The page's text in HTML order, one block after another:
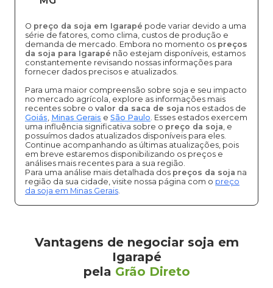
O preço da soja em Igarapé pode variar devido a uma
série de fatores, como clima, custos de produção e
demanda de mercado. Embora no momento os preços
da soja para Igarapé não estejam disponíveis, estamos
constantemente revisando nossas informações para
fornecer dados precisos e atualizados.
Para uma maior compreensão sobre soja e seu impacto
no mercado agrícola, explore as informações mais
recentes sobre o valor da saca de soja nos estados de
Goiás, Minas Gerais e São Paulo. Esses estados exercem
uma influência significativa sobre o preço da soja, e
possuímos dados atualizados disponíveis para eles.
Continue acompanhando as últimas atualizações, pois
em breve estaremos disponibilizando os preços e
análises mais recentes para a sua região.
Para uma análise mais detalhada dos preços da soja na
região da sua cidade, visite nossa página com o preço
da soja em Minas Gerais.
Vantagens de negociar soja em
Igarapé
pela Grão Direto